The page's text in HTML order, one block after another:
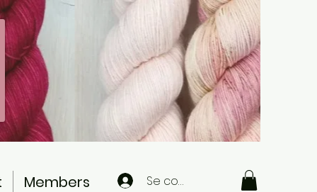
Members Se connecter